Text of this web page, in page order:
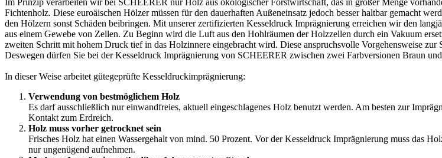
Im Prinzip verarbeiten wir bei SCHEERER nur Holz aus ökologischer Forstwirtschaft, das in großer Menge
Fichtenholz. Diese euroäischen Hölzer müssen für den dauerhaften Außeneinsatz jedoch besser haltbar gemacht
den Hölzern sonst Schäden beibringen. Mit unserer zertifizierten Kesseldruck Imprägnierung erreichen wir den
aus einem Gewebe von Zellen. Zu Beginn wird die Luft aus den Hohlräumen der Holzzellen durch ein Vakuum
zweiten Schritt mit hohem Druck tief in das Holzinnere eingebracht wird. Diese anspruchsvolle Vorgehensweise zur
Deswegen dürfen Sie bei der Kesseldruck Imprägnierung von SCHEERER zwischen zwei Farbversionen Braun
In dieser Weise arbeitet gütegeprüfte Kesseldruckimprägnierung:
Verwendung von bestmöglichem Holz
Es darf ausschließlich nur einwandfreies, aktuell eingeschlagenes Holz benutzt werden. Am besten zur
Kontakt zum Erdreich.
Holz muss vorher getrocknet sein
Frisches Holz hat einen Wassergehalt von mind. 50 Prozent. Vor der Kesseldruck Imprägnierung muss das
nur ungenügend aufnehmen.